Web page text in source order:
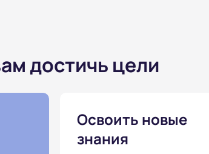
достичь цели
Освоить новые
знания